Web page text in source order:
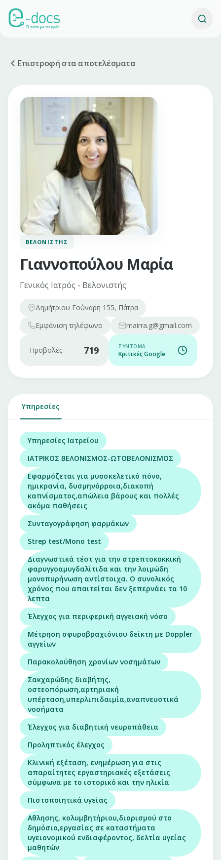
Επιστροφή στα αποτελέσματα
ΒΕΛΟΝΙΣΤΉΣ
Γιαννοπούλου Μαρία
Γενικός Ιατρός - Βελονιστής
Δημήτριου Γούναρη 155, Πάτρα
Εμφάνιση τηλέφωνο mairra.g@gmail.com
Προβολές 719 ΣΎΝΤΟΜΑ
Κριτικές Google
Υπηρεσίες
Υπηρεσίες Ιατρείου
ΙΑΤΡΙΚΟΣ ΒΕΛΟΝΙΣΜΟΣ-ΩΤΟΒΕΛΟΝΙΣΜΟΣ
Εφαρμόζεται για μυοσκελετικό πόνο,
ημικρανία, δυσμηνόρροια,διακοπή
καπνίσματος,απώλεια βάρους και πολλές
ακόμα παθήσεις
Συνταγογράφηση φαρμάκων
Strep test/Mono test
Διαγνωστικά τέστ για την στρεπτοκοκκική
φαρυγγοαμυγδαλίτιδα και την λοιμώδη
μονοπυρήνωση αντίστοιχα. Ο συνολικός
χρόνος που απαιτείται δεν ξεπερνάει τα 10
λεπτα
Έλεγχος για περιφερική αγγειακή νόσο
Μέτρηση σφυροβραχιόνιου δείκτη με Doppler
αγγείων
Παρακολούθηση χρονίων νοσημάτων
Σακχαρώδης διαβήτης,
οστεοπόρωση,αρτηριακή
υπέρταση,υπερλιπιδαιμία,αναπνευστικά
νοσήματα
Έλεγχος για διαβητική νευροπάθεια
Προληπτικός έλεγχος
Κλινική εξέταση, ενημέρωση για στις
απαραίτητες εργαστηριακές εξετάσεις
σύμφωνα με το ιστορικό και την ηλικία
Πιστοποιητικά υγείας
Αθλησης, κολυμβητήριου,διορισμού στο
δημόσιο,εργασίας σε καταστήματα
υγειονομικού ενδιαφέροντος, δελτία υγείας
μαθητών